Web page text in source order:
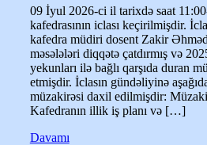
09 İyul 2026-ci il tarixdə saat
kafedrasının iclası keçirilmişdir.
kafedra müdiri dosent Zakir
məsələləri diqqətə çatdırmış və
yekunları ilə bağlı qarşıda duran
etmişdir. İclasın gündəliyinə
müzakirəsi daxil edilmişdir:
Kafedranın illik iş planı və […]
Davamı